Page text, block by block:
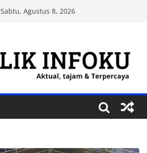
Sabtu, Agustus 8, 2026